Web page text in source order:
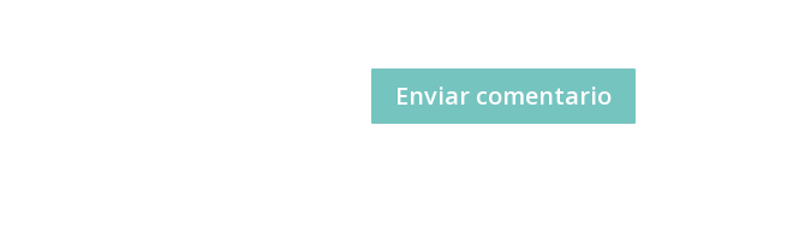
Enviar comentario